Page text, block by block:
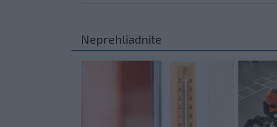
Neprehliadnite